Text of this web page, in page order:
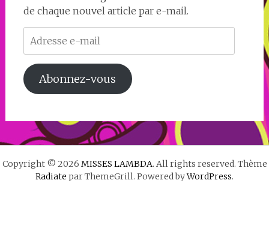
de chaque nouvel article par e-mail.
e-
mail
Abonnez-vous
Copyright © 2026 MISSES LAMBDA. All rights reserved. Thème
Radiate par ThemeGrill. Powered byWordPress.